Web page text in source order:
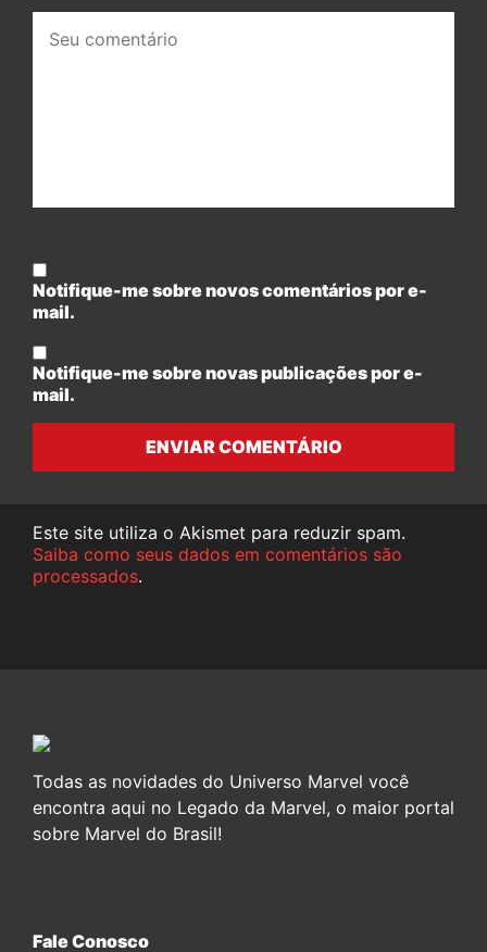
comentário:
Notifique-me sobre novos comentários por e-
mail.
Notifique-me sobre novas publicações por e-
mail.
ENVIAR COMENTÁRIO
Este site utiliza o Akismet para reduzir spam.
Saiba como seus dados em comentários são
processados.
Todas as novidades do Universo Marvel você
encontra aqui no Legado da Marvel, o maior portal
sobre Marvel do Brasil!
Fale Conosco